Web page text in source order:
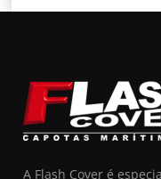
A Flash Cover é